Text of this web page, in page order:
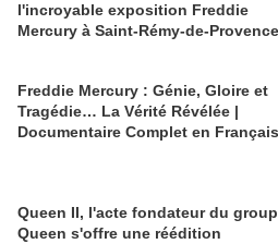
l'incroyable exposition Freddie
Mercury à Saint-Rémy-de-Provence
Freddie Mercury : Génie, Gloire et
Tragédie… La Vérité Révélée |
Documentaire Complet en Français
Queen II, l'acte fondateur du
Queen s'offre une réédition